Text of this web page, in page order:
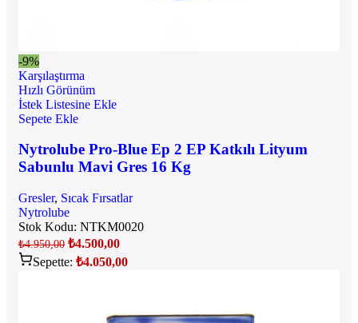
-9%
Karşılaştırma
Hızlı Görünüm
İstek Listesine Ekle
Sepete Ekle
Nytrolube Pro-Blue Ep 2 EP Katkılı Lityum
Sabunlu Mavi Gres 16 Kg
Gresler, Sıcak Fırsatlar
Nytrolube
Stok Kodu: NTKM0020
₺4.950,00 ₺4.500,00
Sepette: ₺4.050,00